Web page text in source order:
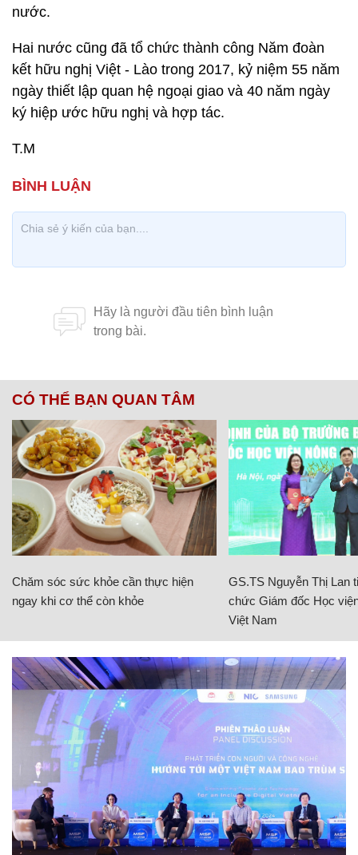
nước.
Hai nước cũng đã tổ chức thành công Năm đoàn
kết hữu nghị Việt - Lào trong 2017, kỷ niệm 55 năm
ngày thiết lập quan hệ ngoại giao và 40 năm ngày
ký hiệp ước hữu nghị và hợp tác.
T.M
CÓ THỂ BẠN QUAN TÂM
Chăm sóc sức khỏe cần thực hiện
ngay khi cơ thể còn khỏe
GS.TS Nguyễn Thị Lan
chức Giám đốc Học
Việt Nam